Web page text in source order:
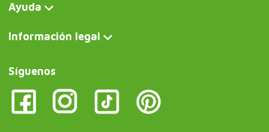
Ayuda
Información legal
Síguenos